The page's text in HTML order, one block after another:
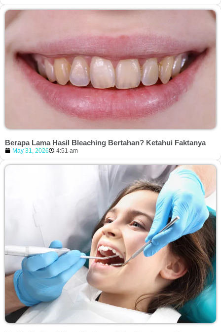
Berapa Lama Hasil Bleaching Bertahan? Ketahui Faktanya
May 31, 2026 4:51 am